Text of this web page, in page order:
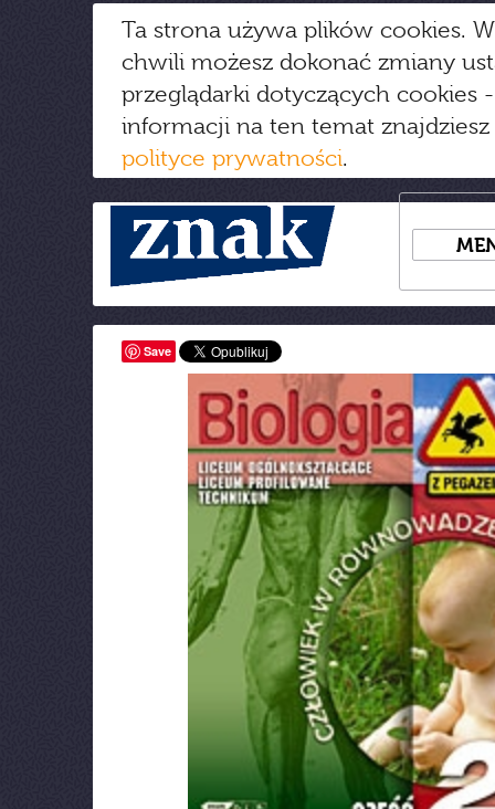
Ta strona używa plików cookies.
chwili możesz dokonać zmiany
przeglądarki dotyczących cookies
informacji na ten temat
polityce prywatności.
Save